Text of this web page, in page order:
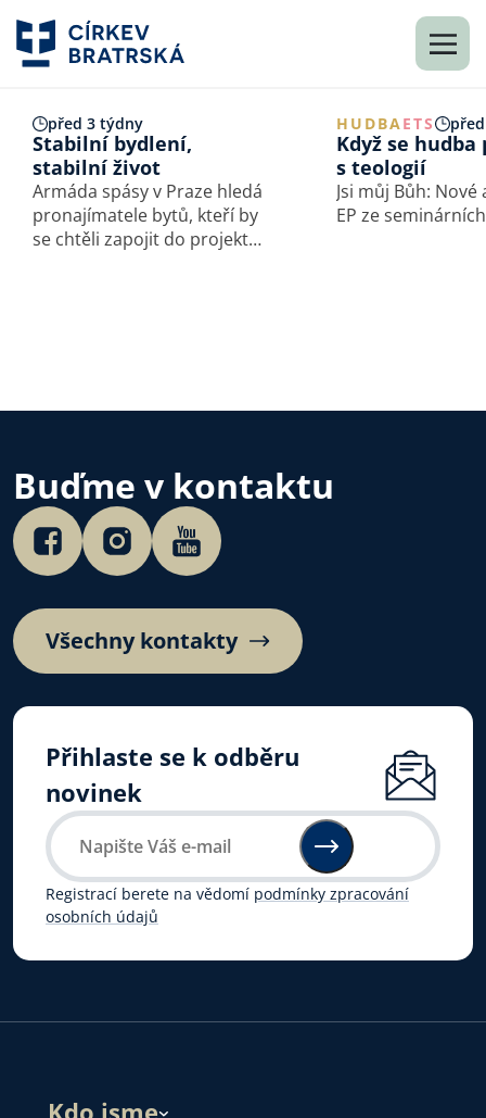
před 3 týdny
Stabilní bydlení,
stabilní život
Armáda spásy v Praze hledá
pronajímatele bytů, kteří by
se chtěli zapojit do projektu
HUDBAETS
Když se hudba
s teologií
Jsi můj Bůh:
EP ze
Buďme v kontaktu
Všechny kontakty
Přihlaste se k odběru
novinek
Registrací berete na vědomí podmínky zpracování
osobních údajů
Kdo jsme